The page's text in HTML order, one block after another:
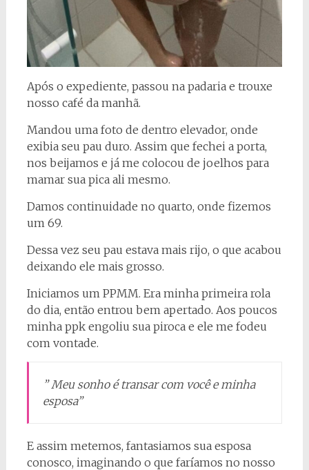
Após o expediente, passou na padaria e trouxe
nosso café da manhã.
Mandou uma foto de dentro elevador, onde
exibia seu pau duro. Assim que fechei a porta,
nos beijamos e já me colocou de joelhos para
mamar sua pica ali mesmo.
Damos continuidade no quarto, onde fizemos
um 69.
Dessa vez seu pau estava mais rijo, o que acabou
deixando ele mais grosso.
Iniciamos um PPMM. Era minha primeira rola
do dia, então entrou bem apertado. Aos poucos
minha ppk engoliu sua piroca e ele me fodeu
com vontade.
” Meu sonho é transar com você e minha
esposa”
E assim metemos, fantasiamos sua esposa
conosco, imaginando o que faríamos no nosso